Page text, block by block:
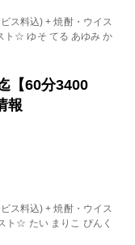
ス料込) + 焼酎・ウイス
ト☆ ゆそ てる あゆみ か
【60分3400
報
ス料込) + 焼酎・ウイス
ト☆ たい まりこ ぴんく